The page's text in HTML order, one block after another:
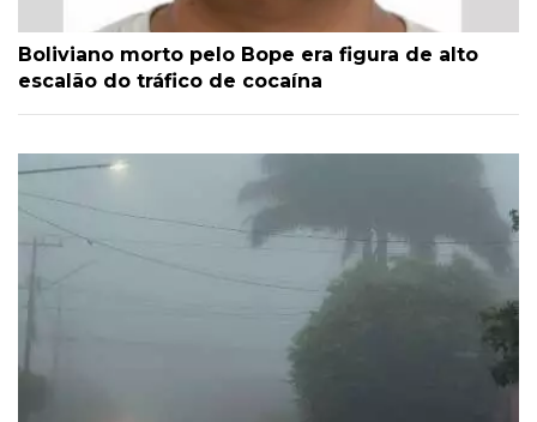
Boliviano morto pelo Bope era figura de alto
escalão do tráfico de cocaína